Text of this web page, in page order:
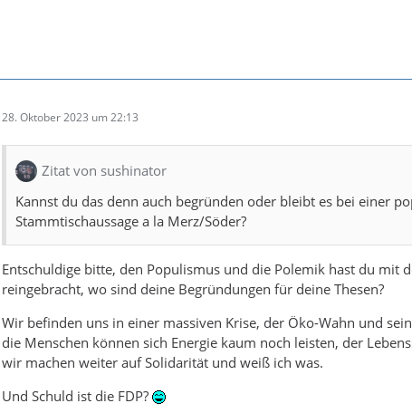
28. Oktober 2023 um 22:13
Zitat von sushinator
Kannst du das denn auch begründen oder bleibt es bei einer
Stammtischaussage a la Merz/Söder?
Entschuldige bitte, den Populismus und die Polemik hast du mit
reingebracht, wo sind deine Begründungen für deine Thesen?
Wir befinden uns in einer massiven Krise, der Öko-Wahn und
die Menschen können sich Energie kaum noch leisten, der
wir machen weiter auf Solidarität und weiß ich was.
Und Schuld ist die FDP?